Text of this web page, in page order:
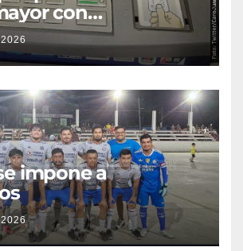
con
visual en cajero
impone a
2026